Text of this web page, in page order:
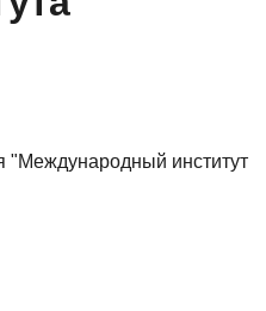
"Международный институт